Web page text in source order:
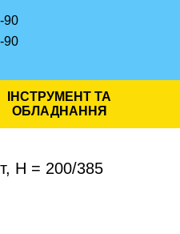
90
90
ІНСТРУМЕНТ ТА
ОБЛАДНАННЯ
H = 200/385